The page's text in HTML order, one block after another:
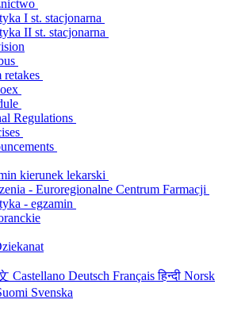
I st. stacjonarna
II st. stacjonarna
retakes
Regulations
kierunek lekarski
- Euroregionalne Centrum Farmacji
- egzamin
Castellano Deutsch Françaisहिन्दी Norsk
Svenska